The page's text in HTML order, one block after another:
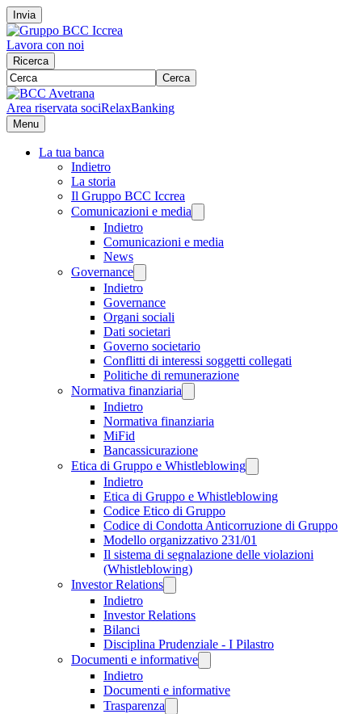
Invia
Lavora con noi
Ricerca
Cerca
Area riservata sociRelaxBanking
Menu
La tua banca
Indietro
La storia
Il Gruppo BCC Iccrea
Comunicazioni e media
Indietro
Comunicazioni e media
News
Governance
Indietro
Governance
Organi sociali
Dati societari
Governo societario
Conflitti di interessi soggetti collegati
Politiche di remunerazione
Normativa finanziaria
Indietro
Normativa finanziaria
MiFid
Bancassicurazione
Etica di Gruppo e Whistleblowing
Indietro
Etica di Gruppo e Whistleblowing
Codice Etico di Gruppo
Codice di Condotta Anticorruzione di Gruppo
Modello organizzativo 231/01
Il sistema di segnalazione delle violazioni
(Whistleblowing)
Investor Relations
Indietro
Investor Relations
Bilanci
Disciplina Prudenziale - I Pilastro
Documenti e informative
Indietro
Documenti e informative
Trasparenza